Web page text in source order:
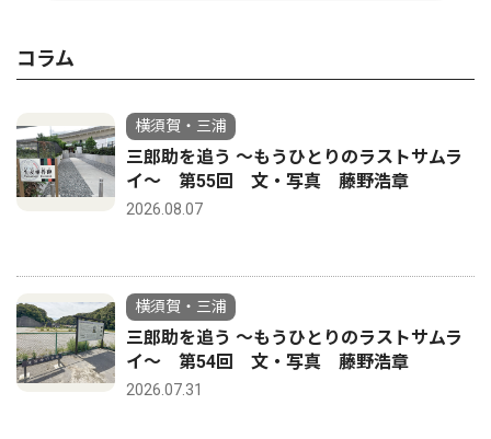
コラム
横須賀・三浦
三郎助を追う 〜もうひとりのラストサムラ
イ〜 第55回 文・写真 藤野浩章
2026.08.07
横須賀・三浦
三郎助を追う 〜もうひとりのラストサムラ
イ〜 第54回 文・写真 藤野浩章
2026.07.31